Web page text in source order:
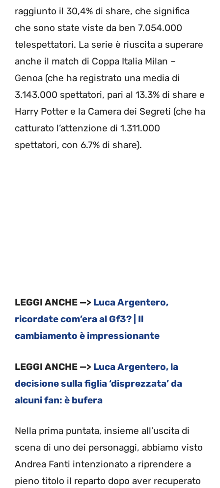
raggiunto il 30,4% di share, che significa
che sono state viste da ben 7.054.000
telespettatori. La serie è riuscita a superare
anche il match di Coppa Italia Milan –
Genoa (che ha registrato una media di
3.143.000 spettatori, pari al 13.3% di share e
Harry Potter e la Camera dei Segreti (che ha
catturato l’attenzione di 1.311.000
spettatori, con 6.7% di share).
LEGGI ANCHE —> Luca Argentero,
ricordate com’era al Gf3? | Il
cambiamento è impressionante
LEGGI ANCHE —> Luca Argentero, la
decisione sulla figlia ‘disprezzata’ da
alcuni fan: è bufera
Nella prima puntata, insieme all’uscita di
scena di uno dei personaggi, abbiamo visto
Andrea Fanti intenzionato a riprendere a
pieno titolo il reparto dopo aver recuperato